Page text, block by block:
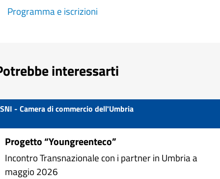
Programma e iscrizioni
interessarti
SNI - Camera di commercio dell'Umbria
Progetto “Youngreenteco”
Incontro Transnazionale con i partner in Umbria a
maggio 2026